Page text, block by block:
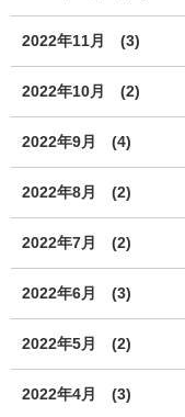
2022年11月 (3)
2022年10月 (2)
2022年9月 (4)
2022年8月 (2)
2022年7月 (2)
2022年6月 (3)
2022年5月 (2)
2022年4月 (3)